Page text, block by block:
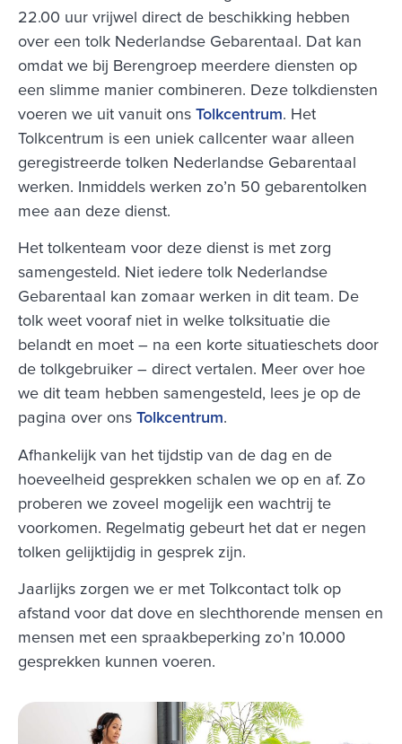
22.00 uur vrijwel direct de beschikking hebben
over een tolk Nederlandse Gebarentaal. Dat kan
omdat we bij Berengroep meerdere diensten op
een slimme manier combineren. Deze tolkdiensten
voeren we uit vanuit ons Tolkcentrum. Het
Tolkcentrum is een uniek callcenter waar alleen
geregistreerde tolken Nederlandse Gebarentaal
werken. Inmiddels werken zo’n 50 gebarentolken
mee aan deze dienst.
Het tolkenteam voor deze dienst is met zorg
samengesteld. Niet iedere tolk Nederlandse
Gebarentaal kan zomaar werken in dit team. De
tolk weet vooraf niet in welke tolksituatie die
belandt en moet – na een korte situatieschets door
de tolkgebruiker – direct vertalen. Meer over hoe
we dit team hebben samengesteld, lees je op de
pagina over ons Tolkcentrum.
Afhankelijk van het tijdstip van de dag en de
hoeveelheid gesprekken schalen we op en af. Zo
proberen we zoveel mogelijk een wachtrij te
voorkomen. Regelmatig gebeurt het dat er negen
tolken gelijktijdig in gesprek zijn.
Jaarlijks zorgen we er met Tolkcontact tolk op
afstand voor dat dove en slechthorende mensen en
mensen met een spraakbeperking zo’n 10.000
gesprekken kunnen voeren.